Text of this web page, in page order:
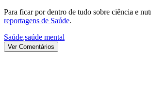
Para ficar por dentro de tudo sobre ciência e
reportagens de Saúde.
Saúde,saúde mental
Ver Comentários